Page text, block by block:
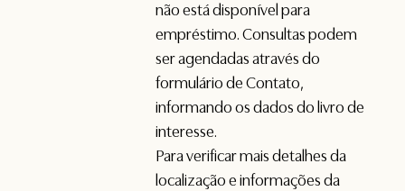
não está disponível para
empréstimo. Consultas podem
ser agendadas através do
formulário deContato,
informando os dados do livro de
interesse.
Para verificar mais detalhes da
localização e informações da